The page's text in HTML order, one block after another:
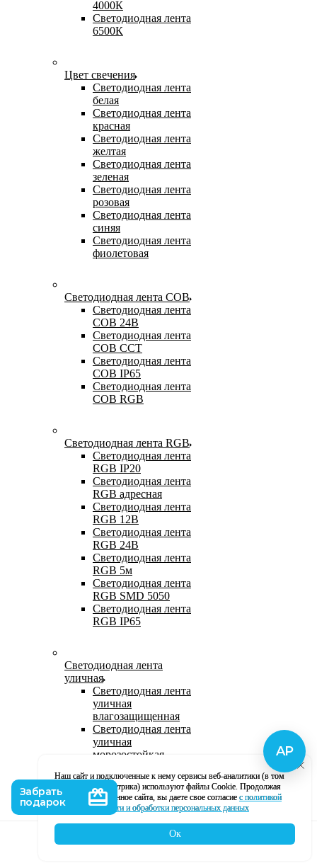
4000К
Светодиодная лента
6500К
Цвет свечения
Светодиодная лента
белая
Светодиодная лента
красная
Светодиодная лента
желтая
Светодиодная лента
зеленая
Светодиодная лента
розовая
Светодиодная лента
синяя
Светодиодная лента
фиолетовая
Светодиодная лента COB
Светодиодная лента
COB 24В
Светодиодная лента
COB CCT
Светодиодная лента
COB IP65
Светодиодная лента
COB RGB
Светодиодная лента RGB
Светодиодная лента
RGB IP20
Светодиодная лента
RGB адресная
Светодиодная лента
RGB 12В
Светодиодная лента
RGB 24В
Светодиодная лента
RGB 5м
Светодиодная лента
RGB SMD 5050
Светодиодная лента
RGB IP65
Светодиодная лента
уличная
Светодиодная лента
уличная
влагозащищенная
Светодиодная лента
уличная
морозостойкая
светодиодная лента
220В
Светодиодная лента
уличная в силиконе
Наш сайт и подключенные к нему сервисы веб-аналитики (в том
числе, Яндекс Метрика) используют файлы Cookie. Продолжая
использование данное сайта, вы даете свое согласие с политикой
кофиденциальности и обработки персональных данных
Ок